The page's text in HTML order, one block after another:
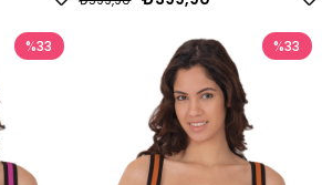
%33 %33